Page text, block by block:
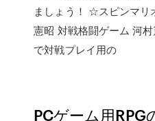
ましょう！ ☆スピンマリ
憲昭 対戦格闘ゲーム 河
で対戦プレイ用の
PCゲーム用